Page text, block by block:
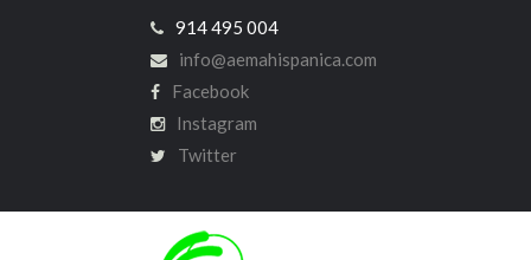
914 495 004
info@aemahispanica.com
Facebook
Instagram
Twitter